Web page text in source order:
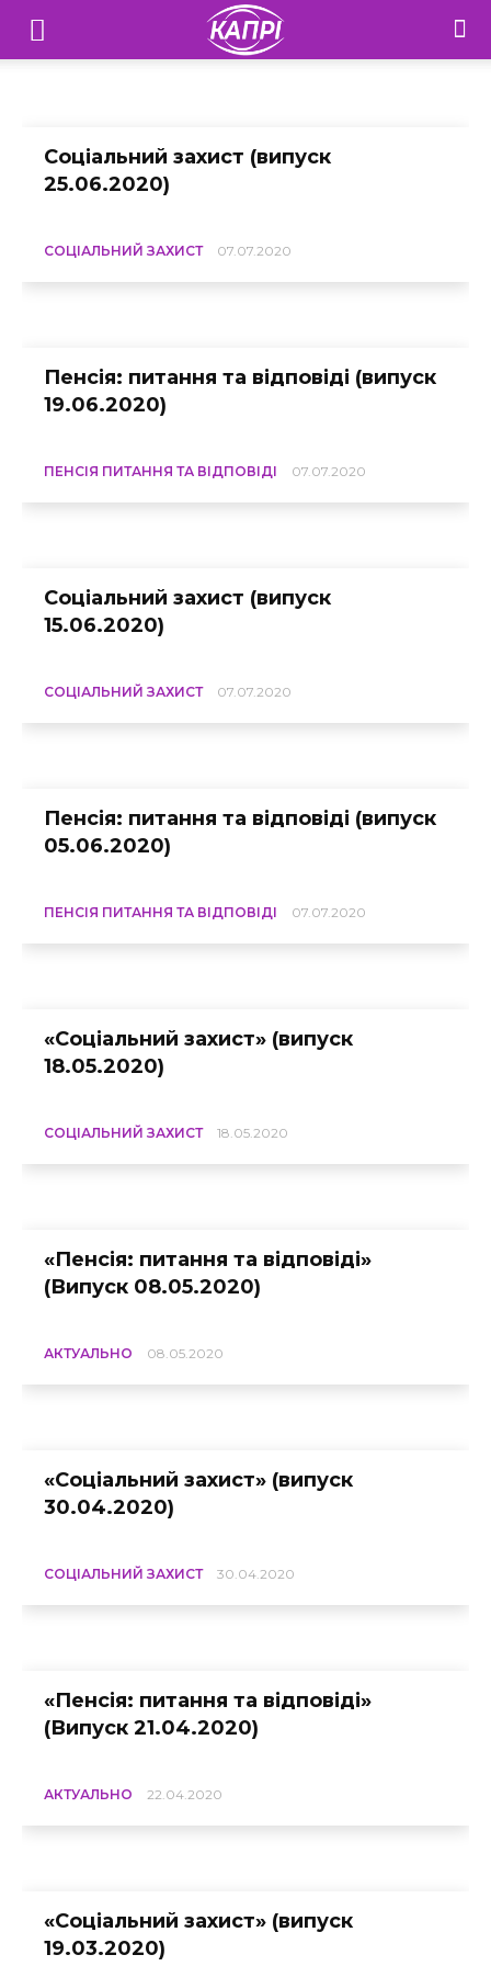
Телебачення
Новини
Соціальні проекти
Соціальний захист (випуск
25.06.2020)
СОЦІАЛЬНИЙ ЗАХИСТ 07.07.2020
Пенсія: питання та відповіді (випуск
19.06.2020)
ПЕНСІЯ ПИТАННЯ ТА ВІДПОВІДІ 07.07.2020
Соціальний захист (випуск
15.06.2020)
СОЦІАЛЬНИЙ ЗАХИСТ 07.07.2020
Пенсія: питання та відповіді (випуск
05.06.2020)
ПЕНСІЯ ПИТАННЯ ТА ВІДПОВІДІ 07.07.2020
«Соціальний захист» (випуск
18.05.2020)
СОЦІАЛЬНИЙ ЗАХИСТ 18.05.2020
«Пенсія: питання та відповіді»
(Випуск 08.05.2020)
АКТУАЛЬНО 08.05.2020
«Соціальний захист» (випуск
30.04.2020)
СОЦІАЛЬНИЙ ЗАХИСТ 30.04.2020
«Пенсія: питання та відповіді»
(Випуск 21.04.2020)
АКТУАЛЬНО 22.04.2020
«Соціальний захист» (випуск
19.03.2020)